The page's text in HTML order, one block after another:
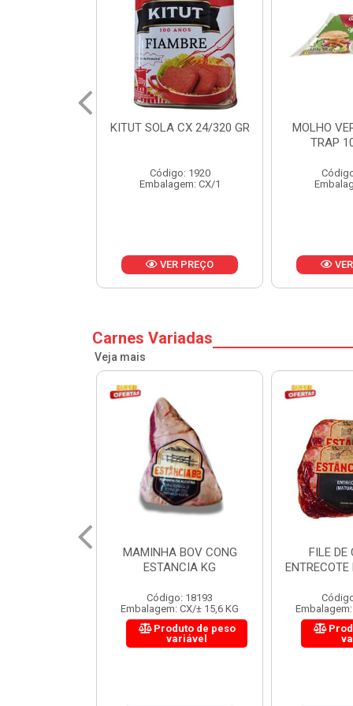
MOLHO VERDE D'AJUDA
Código: 13751
Embalagem: CX/1
VER PREÇO
FRUTAS
CX
Carnes Variadas
Veja mais
FILE DE COSTELA
ENTRECOTE ESTANCIA KG
Código: 18299
Embalagem: CX/± 14,4 KG
Produto de peso
variável
CUPIM
Embalagem: